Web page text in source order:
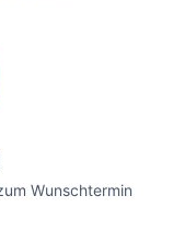
Wunschtermin